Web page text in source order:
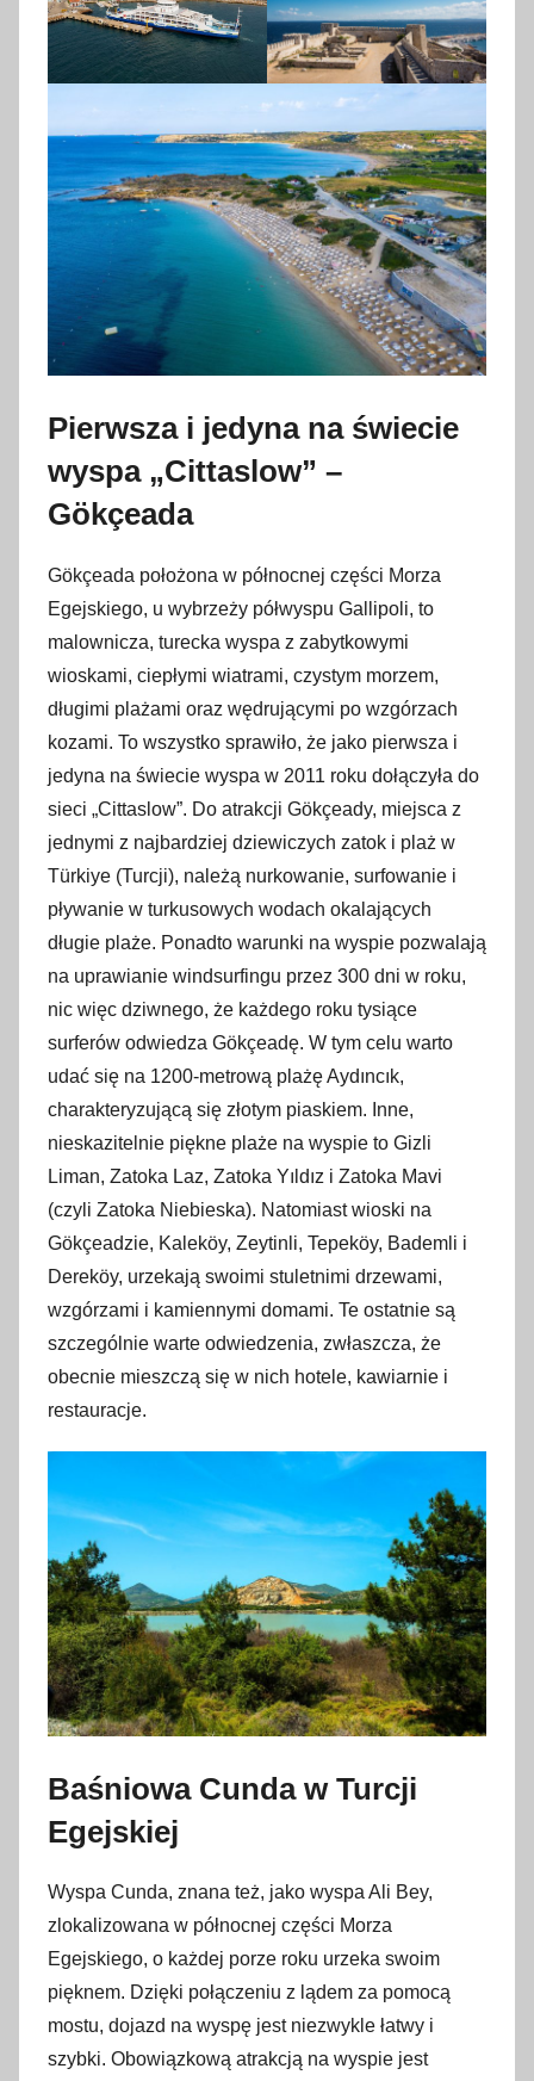
Pierwsza i jedyna na świecie
wyspa „Cittaslow” –
Gökçeada
Gökçeada położona w północnej części Morza
Egejskiego, u wybrzeży półwyspu Gallipoli, to
malownicza, turecka wyspa z zabytkowymi
wioskami, ciepłymi wiatrami, czystym morzem,
długimi plażami oraz wędrującymi po wzgórzach
kozami. To wszystko sprawiło, że jako pierwsza i
jedyna na świecie wyspa w 2011 roku dołączyła do
sieci „Cittaslow”. Do atrakcji Gökçeady, miejsca z
jednymi z najbardziej dziewiczych zatok i plaż w
Türkiye (Turcji), należą nurkowanie, surfowanie i
pływanie w turkusowych wodach okalających
długie plaże. Ponadto warunki na wyspie pozwalają
na uprawianie windsurfingu przez 300 dni w roku,
nic więc dziwnego, że każdego roku tysiące
surferów odwiedza Gökçeadę. W tym celu warto
udać się na 1200-metrową plażę Aydıncık,
charakteryzującą się złotym piaskiem. Inne,
nieskazitelnie piękne plaże na wyspie to Gizli
Liman, Zatoka Laz, Zatoka Yıldız i Zatoka Mavi
(czyli Zatoka Niebieska). Natomiast wioski na
Gökçeadzie, Kaleköy, Zeytinli, Tepeköy, Bademli i
Dereköy, urzekają swoimi stuletnimi drzewami,
wzgórzami i kamiennymi domami. Te ostatnie są
szczególnie warte odwiedzenia, zwłaszcza, że
obecnie mieszczą się w nich hotele, kawiarnie i
restauracje.
Baśniowa Cunda w Turcji
Egejskiej
Wyspa Cunda, znana też, jako wyspa Ali Bey,
zlokalizowana w północnej części Morza
Egejskiego, o każdej porze roku urzeka swoim
pięknem. Dzięki połączeniu z lądem za pomocą
mostu, dojazd na wyspę jest niezwykle łatwy i
szybki. Obowiązkową atrakcją na wyspie jest